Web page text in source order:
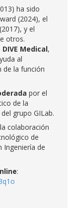
ha sido
(2024), el
y el
otros.
Medical,
al
de la función
por el
de la
grupo GILab.
colaboración
de
Ingeniería de
: